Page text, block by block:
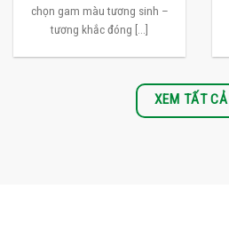
chọn gam màu tương sinh –
tương khắc đóng [...]
XEM TẤT CẢ